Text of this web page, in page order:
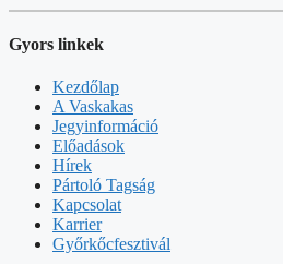
Gyors linkek
Kezdőlap
A Vaskakas
Jegyinformáció
Előadások
Hírek
Pártoló Tagság
Kapcsolat
Karrier
Győrkőcfesztivál